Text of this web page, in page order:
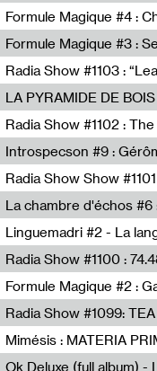
Radio One NZ
Formule Magique #4 :
Nathalie Lacroix
Nathalie Lacroix,Selim-
Radio Campus Bruxelles
Sammy Stein
Radio Grenouille
Introspecson #9 :
Pierre Henry,Gérôme
Jimmy
La chambre d'échos #6
Revue Les
Linguemadri #2 - La
Meris Angioletti
radio x
Formule Magique #2 :
Nathalie Lacroix,Gabriel
TEAFM
Francesco